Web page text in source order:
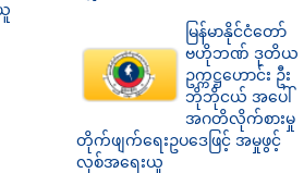
မြန်မာနိုင်ငံတော်
ဗဟိုဘဏ် ဒုတိယ
ဥက္ကဋ္ဌဟောင်း ဦး
ဘိုဘိုငယ် အပေါ်
အဂတိလိုက်စားမှု
တိုက်ဖျက်ရေးဥပဒေဖြင့် အမှုဖွင့်
လှစ်အရေးယူ